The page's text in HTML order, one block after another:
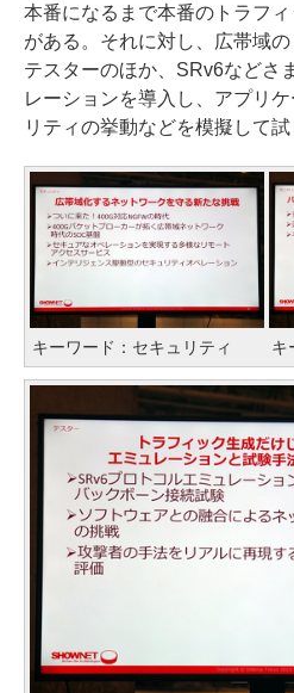
本番になるまで本番のトラフ
がある。それに対し、広帯域
テスターのほか、SRv6などさ
レーションを導入し、アプリ
リティの挙動などを模擬して試
キーワード：セキュリティ キ